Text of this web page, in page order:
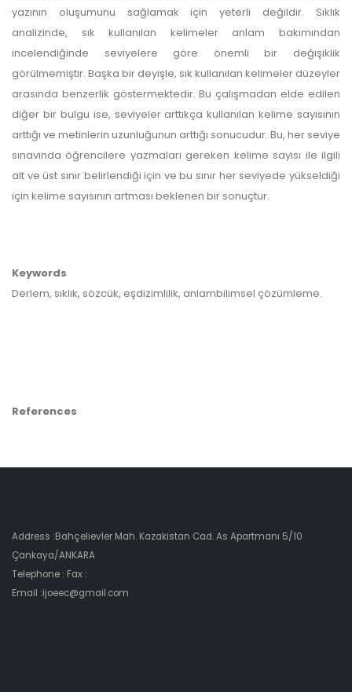
yazının oluşumunu sağlamak için yeterli değildir. Sıklık
analizinde, sık kullanılan kelimeler anlam bakımından
incelendiğinde seviyelere göre önemli bir değişiklik
görülmemiştir. Başka bir deyişle, sık kullanılan kelimeler düzeyler
arasında benzerlik göstermektedir. Bu çalışmadan elde edilen
diğer bir bulgu ise, seviyeler arttıkça kullanılan kelime sayısının
arttığı ve metinlerin uzunluğunun arttığı sonucudur. Bu, her seviye
sınavında öğrencilere yazmaları gereken kelime sayısı ile ilgili
alt ve üst sınır belirlendiği için ve bu sınır her seviyede yükseldiği
için kelime sayısının artması beklenen bir sonuçtur.
Keywords
Derlem, sıklık, sözcük, eşdizimlilik, anlambilimsel çözümleme.
References
Address :Bahçelievler Mah. Kazakistan Cad. As Apartmanı 5/10
Çankaya/ANKARA
Telephone : Fax :
Email :ijoeec@gmail.com